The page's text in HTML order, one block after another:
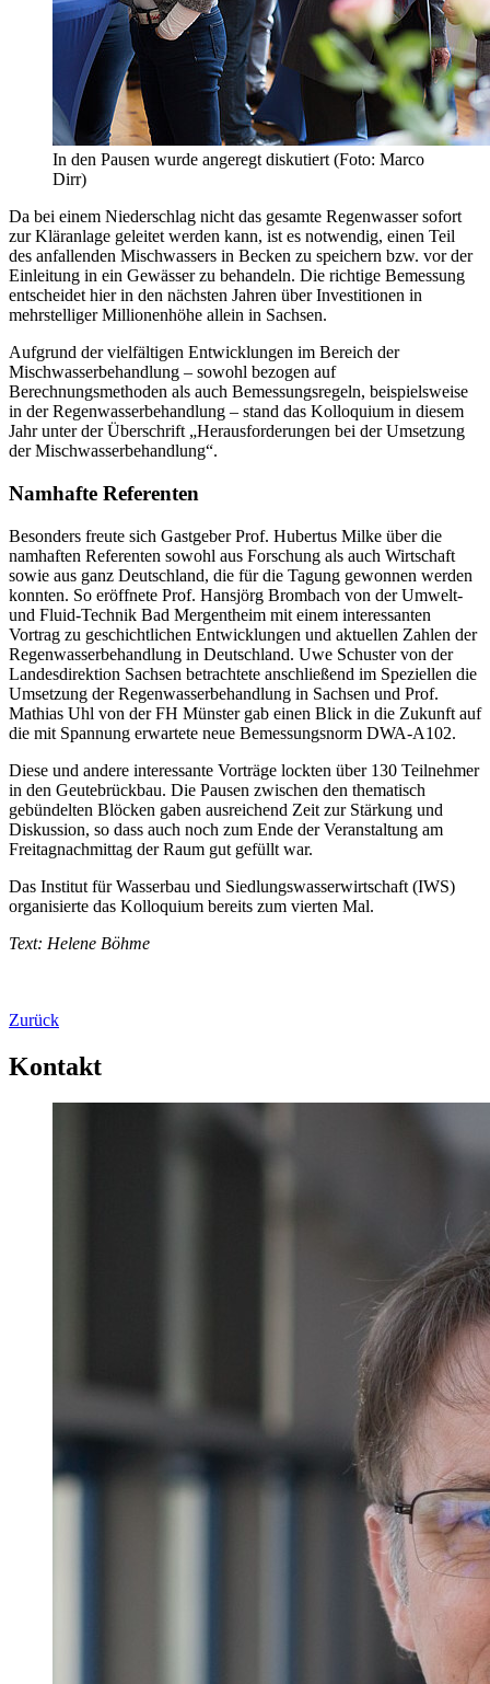
In den Pausen wurde angeregt diskutiert (Foto: Marco
Dirr)
Da bei einem Niederschlag nicht das gesamte Regenwasser sofort
zur Kläranlage geleitet werden kann, ist es notwendig, einen Teil
des anfallenden Mischwassers in Becken zu speichern bzw. vor der
Einleitung in ein Gewässer zu behandeln. Die richtige Bemessung
entscheidet hier in den nächsten Jahren über Investitionen in
mehrstelliger Millionenhöhe allein in Sachsen.
Aufgrund der vielfältigen Entwicklungen im Bereich der
Mischwasserbehandlung – sowohl bezogen auf
Berechnungsmethoden als auch Bemessungsregeln, beispielsweise
in der Regenwasserbehandlung – stand das Kolloquium in diesem
Jahr unter der Überschrift „Herausforderungen bei der Umsetzung
der Mischwasserbehandlung“.
Namhafte Referenten
Besonders freute sich Gastgeber Prof. Hubertus Milke über die
namhaften Referenten sowohl aus Forschung als auch Wirtschaft
sowie aus ganz Deutschland, die für die Tagung gewonnen werden
konnten. So eröffnete Prof. Hansjörg Brombach von der Umwelt-
und Fluid-Technik Bad Mergentheim mit einem interessanten
Vortrag zu geschichtlichen Entwicklungen und aktuellen Zahlen der
Regenwasserbehandlung in Deutschland. Uwe Schuster von der
Landesdirektion Sachsen betrachtete anschließend im Speziellen die
Umsetzung der Regenwasserbehandlung in Sachsen und Prof.
Mathias Uhl von der FH Münster gab einen Blick in die Zukunft auf
die mit Spannung erwartete neue Bemessungsnorm DWA-A102.
Diese und andere interessante Vorträge lockten über 130 Teilnehmer
in den Geutebrückbau. Die Pausen zwischen den thematisch
gebündelten Blöcken gaben ausreichend Zeit zur Stärkung und
Diskussion, so dass auch noch zum Ende der Veranstaltung am
Freitagnachmittag der Raum gut gefüllt war.
Das Institut für Wasserbau und Siedlungswasserwirtschaft (IWS)
organisierte das Kolloquium bereits zum vierten Mal.
Text: Helene Böhme
Zurück
Kontakt